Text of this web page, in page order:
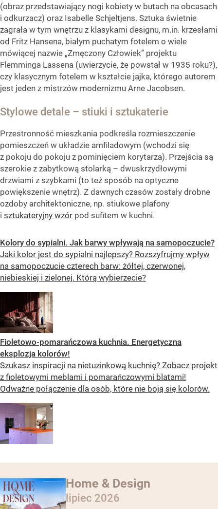
(obraz przedstawiający nogi kobiety w butach na obcasach
i odkurzacz) oraz Isabelle Schjeltjens. Sztuka świetnie
zagrała w tym wnętrzu z klasykami designu, m.in. krzesłami
od Fritz Hansena, białym puchatym fotelem o wiele
mówiącej nazwie „Zmęczony Człowiek” projektu
Flemminga Lassena (uwierzycie, że powstał w 1935 roku?),
czy klasycznym fotelem w kształcie jajka, którego autorem
jest jeden z mistrzów modernizmu Arne Jacobsen.
Stylowe detale – stiuki i sztukaterie
Przestronność mieszkania podkreśla rozmieszczenie
pomieszczeń w układzie amfiladowym (wchodzi się
z pokoju do pokoju z pominięciem korytarza). Przejścia są
szerokie z zabytkową stolarką – dwuskrzydłowymi
drzwiami z szybkami (to też sposób na optyczne
powiększenie wnętrz). Z dawnych czasów zostały drobne
ozdoby architektoniczne, np. stiukowe plafony
i sztukateryjny wzór pod sufitem w kuchni.
Kolory do sypialni. Jak barwy wpływają na samopoczucie?
Jaki kolor jest do sypialni najlepszy? Rozszyfrujmy wpływ
na samopoczucie czterech barw: żółtej, czerwonej,
niebieskiej i zielonej. Którą wybierzecie?
Fioletowo-pomarańczowa kuchnia. Energetyczna
eksplozja kolorów!
Szukasz inspiracji na nietuzinkową kuchnię? Zobacz projekt
z fioletowymi meblami i pomarańczowymi blatami!
Odważne połączenie dla osób, które nie boją się kolorów.
Home & Design
lipiec 2026